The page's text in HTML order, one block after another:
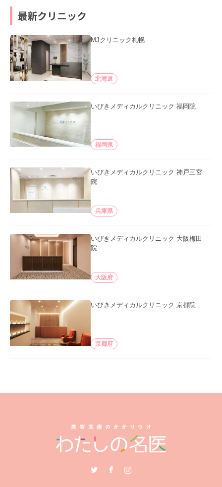
最新クリニック
MJクリニック札幌
北海道
いびきメディカルクリニック 福岡院
福岡県
いびきメディカルクリニック 神戸三宮
院
兵庫県
いびきメディカルクリニック 大阪梅田
院
大阪府
いびきメディカルクリニック 京都院
京都府
Instagram